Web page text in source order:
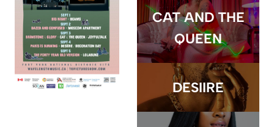
CAT AND THE
QUEEN
DESIIRE